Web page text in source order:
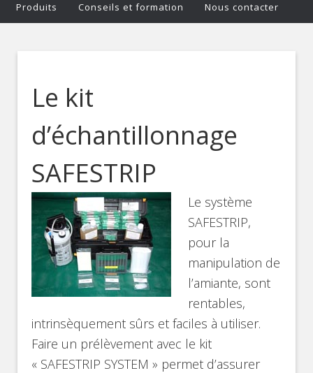
Produits Conseils et formation Nous contacter
Le kit
d’échantillonnage
SAFESTRIP
Le système
SAFESTRIP,
pour la
manipulation de
l’amiante, sont
rentables,
intrinsèquement sûrs et faciles à utiliser.
Faire un prélèvement avec le kit
« SAFESTRIP SYSTEM » permet d’assurer